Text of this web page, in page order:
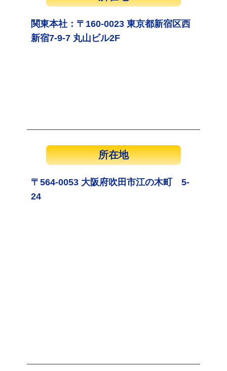
関東本社：〒160-0023 東京都新宿区西
新宿7-9-7 丸山ビル2F
所在地
〒564-0053 大阪府吹田市江の木町 5-
24